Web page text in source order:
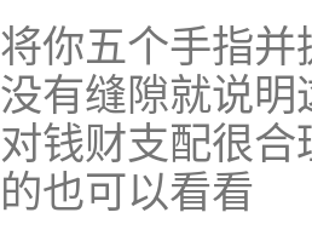
将你五个手指
没有缝隙就说
对钱财支配很
的也可以看看